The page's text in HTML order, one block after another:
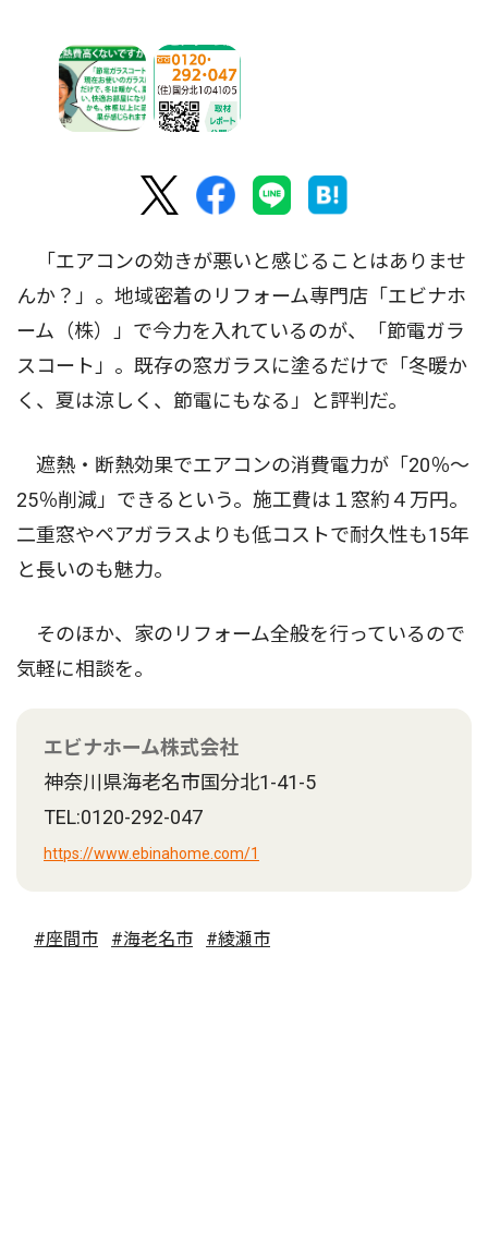
「エアコンの効きが悪いと感じることはありませ
んか？」。地域密着のリフォーム専門店「エビナホ
ーム（株）」で今力を入れているのが、「節電ガラ
スコート」。既存の窓ガラスに塗るだけで「冬暖か
く、夏は涼しく、節電にもなる」と評判だ。
遮熱・断熱効果でエアコンの消費電力が「20％〜
25％削減」できるという。施工費は１窓約４万円。
二重窓やペアガラスよりも低コストで耐久性も15年
と長いのも魅力。
そのほか、家のリフォーム全般を行っているので
気軽に相談を。
エビナホーム株式会社
神奈川県海老名市国分北1-41-5
TEL:0120-292-047
https://www.ebinahome.com/1
#座間市 #海老名市 #綾瀬市